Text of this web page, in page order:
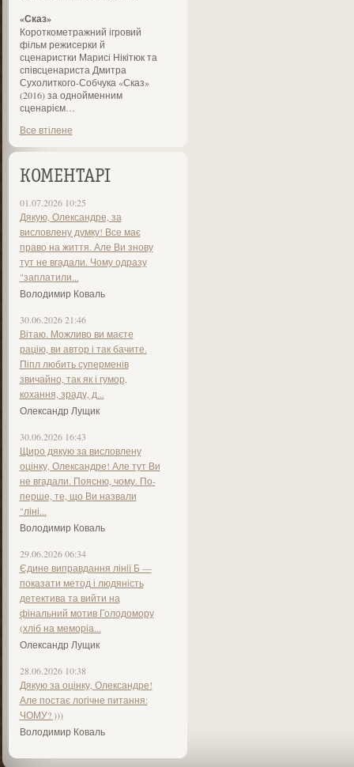
«Сказ»
Короткометражний ігровий
фільм режисерки й
сценаристки Марисі Нікітюк та
співсценариста Дмитра
Сухолиткого-Собчука «Сказ»
(2016) за однойменним
сценарієм…
Все втілене
КОМЕНТАРІ
01.07.2026 10:25
Дякую, Олександре, за
висловлену думку! Все має
право на життя. Але Ви знову
тут не вгадали. Чому одразу
"заплатили...
Володимир Коваль
30.06.2026 21:46
Вітаю. Можливо ви маєте
рацію, ви автор і так бачите.
Піпл любить суперменів
звичайно, так як і гумор,
кохання, зраду, д...
Олександр Лущик
30.06.2026 16:43
Щиро дякую за висловлену
оцінку, Олександре! Але тут Ви
не вгадали. Поясню, чому. По-
перше, те, що Ви назвали
"ліні...
Володимир Коваль
29.06.2026 06:34
Єдине виправдання лінії Б —
показати метод і людяність
детектива та вийти на
фінальний мотив Голодомору
(хліб на меморіа...
Олександр Лущик
28.06.2026 10:38
Дякую за оцінку, Олександре!
Але постає логічне питання:
ЧОМУ? )))
Володимир Коваль